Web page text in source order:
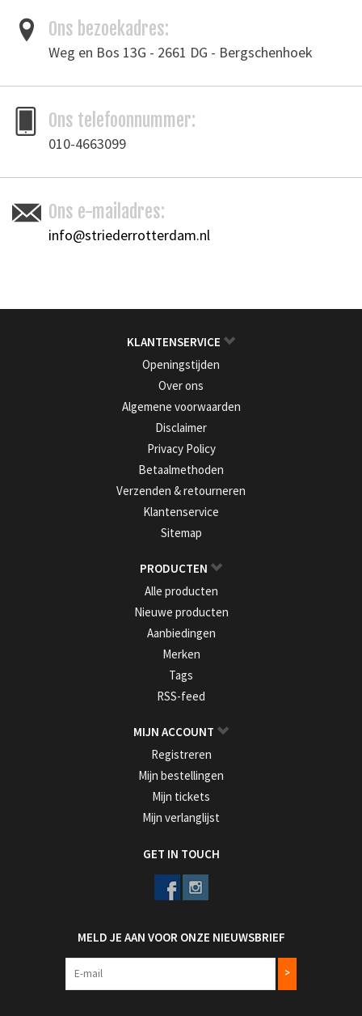
Toevoegen om te vergelijken/Afdrukken
Ons bezoekadres:
Weg en Bos 13G - 2661 DG - Bergschenhoek
Ons telefoonnummer:
010-4663099
Ons e-mailadres:
info@striederrotterdam.nl
KLANTENSERVICE
Openingstijden
Over ons
Algemene voorwaarden
Disclaimer
Privacy Policy
Betaalmethoden
Verzenden & retourneren
Klantenservice
Sitemap
PRODUCTEN
Alle producten
Nieuwe producten
Aanbiedingen
Merken
Tags
RSS-feed
MIJN ACCOUNT
Registreren
Mijn bestellingen
Mijn tickets
Mijn verlanglijst
GET IN TOUCH
MELD JE AAN VOOR ONZE NIEUWSBRIEF
>